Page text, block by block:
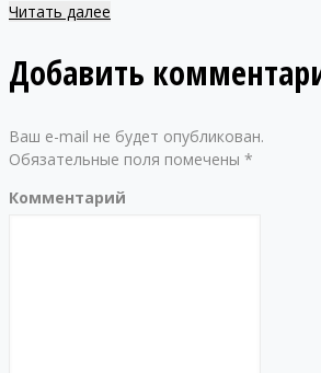
Читать далее
Добавить
Ваш e-mail не будет опубликован.
Обязательные поля помечены *
Комментарий